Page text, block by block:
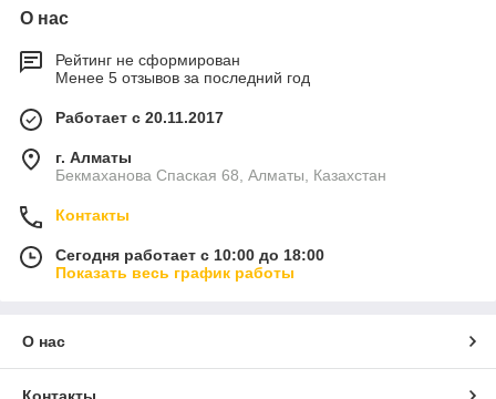
О нас
Рейтинг не сформирован
Менее 5 отзывов за последний год
Работает с 20.11.2017
г. Алматы
Бекмаханова Спаская 68, Алматы, Казахстан
Контакты
Сегодня работает с 10:00 до 18:00
Показать весь график работы
О нас